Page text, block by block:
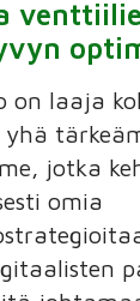
on laaja
jotka
omia